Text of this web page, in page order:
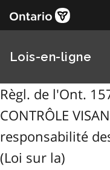
Lois-en-ligne
Règl. de l'Ont.
CONTRÔLE
responsabilité
(Loi sur la)